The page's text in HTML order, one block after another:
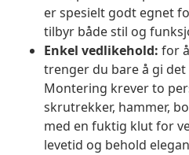
er spesielt godt egnet
tilbyr både stil og
Enkel vedlikehold: for
trenger du bare å gi
Montering krever to
skrutrekker, hammer,
med en fuktig klut for
levetid og behold